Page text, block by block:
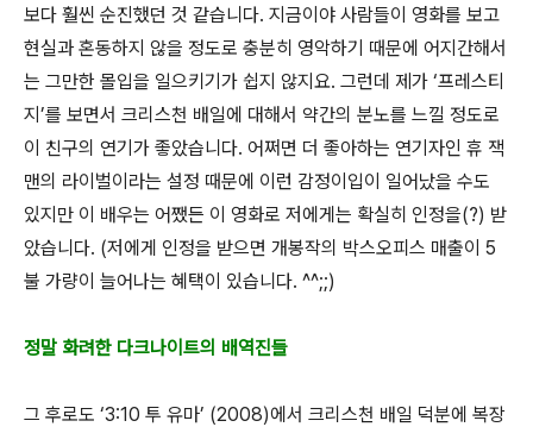
보다 훨씬 순진했던 것 같습니다. 지금이야 사람들이 영화를 보고
현실과 혼동하지 않을 정도로 충분히 영악하기 때문에 어지간해서
는 그만한 몰입을 일으키기가 쉽지 않지요. 그런데 제가 ‘프레스티
지’를 보면서 크리스천 배일에 대해서 약간의 분노를 느낄 정도로
이 친구의 연기가 좋았습니다. 어쩌면 더 좋아하는 연기자인 휴 잭
맨의 라이벌이라는 설정 때문에 이런 감정이입이 일어났을 수도
있지만 이 배우는 어쨌든 이 영화로 저에게는 확실히 인정을(?) 받
았습니다. (저에게 인정을 받으면 개봉작의 박스오피스 매출이 5
불 가량이 늘어나는 혜택이 있습니다. ^^;;)
정말 화려한 다크나이트의 배역진들
그 후로도 ‘3:10 투 유마’ (2008)에서 크리스천 배일 덕분에 복장